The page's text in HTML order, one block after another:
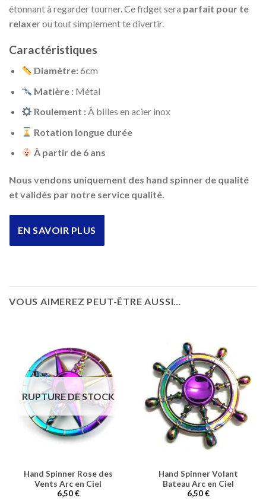
étonnant à regarder tourner. Ce fidget sera parfait pour te
relaxer ou tout simplement te divertir.
Caractéristiques
Diamètre:6cm
Matière : Métal
Roulement :À billes en acier inox
Rotation longue durée
À partir de 6 ans
Nous vendons uniquement des hand spinner de qualité
et validés par notre service qualité.
EN SAVOIR PLUS
VOUS AIMEREZ PEUT-ÊTRE AUSSI…
RUPTURE DE STOCK
Hand Spinner Rose des
Vents Arc en Ciel
6,50€
Hand Spinner Volant
Bateau Arc en Ciel
6,50€